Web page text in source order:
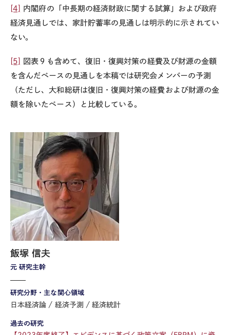
[4]
内閣府の「中長期の経済財政に関する試算」および政府
経済見通しでは、家計貯蓄率の見通しは明示的に示されてい
ない。
[5]
図表９も含めて、復旧・復興対策の経費及び財源の金額
を含んだベースの見通しを本稿では研究会メンバーの予測
（ただし、大和総研は復旧・復興対策の経費および財源の金
額を除いたベース）と比較している。
元 研究主幹
飯塚 信夫
研究分野・主な関心領域
日本経済論 経済予測 経済統計
過去の研究